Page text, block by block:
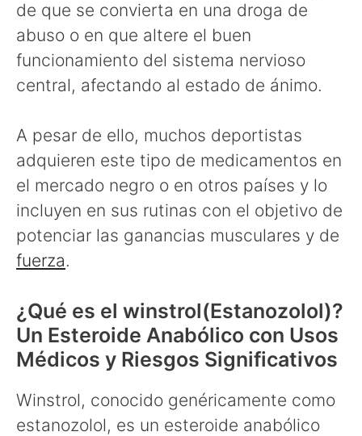
de que se convierta en una droga de
abuso o en que altere el buen
funcionamiento del sistema nervioso
central, afectando al estado de ánimo.
A pesar de ello, muchos deportistas
adquieren este tipo de medicamentos en
el mercado negro o en otros países y lo
incluyen en sus rutinas con el objetivo de
potenciar las ganancias musculares y de
fuerza.
¿Qué es el winstrol(Estanozolol)?
Un Esteroide Anabólico con Usos
Médicos y Riesgos Significativos
Winstrol, conocido genéricamente como
estanozolol, es un esteroide anabólico